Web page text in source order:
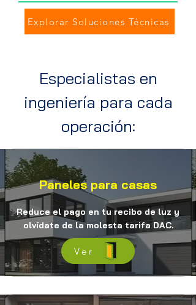
Explorar Soluciones Técnicas
Especialistas en
ingeniería para cada
operación:
Paneles para casas
Reduce el pago en tu recibo de luz y
olvídate de la molesta tarifa DAC.
Ver